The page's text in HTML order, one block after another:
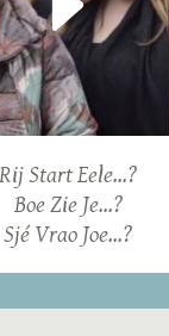
Rij Start Eele...?
Boe Zie Je...?
Sjé Vrao Joe...?